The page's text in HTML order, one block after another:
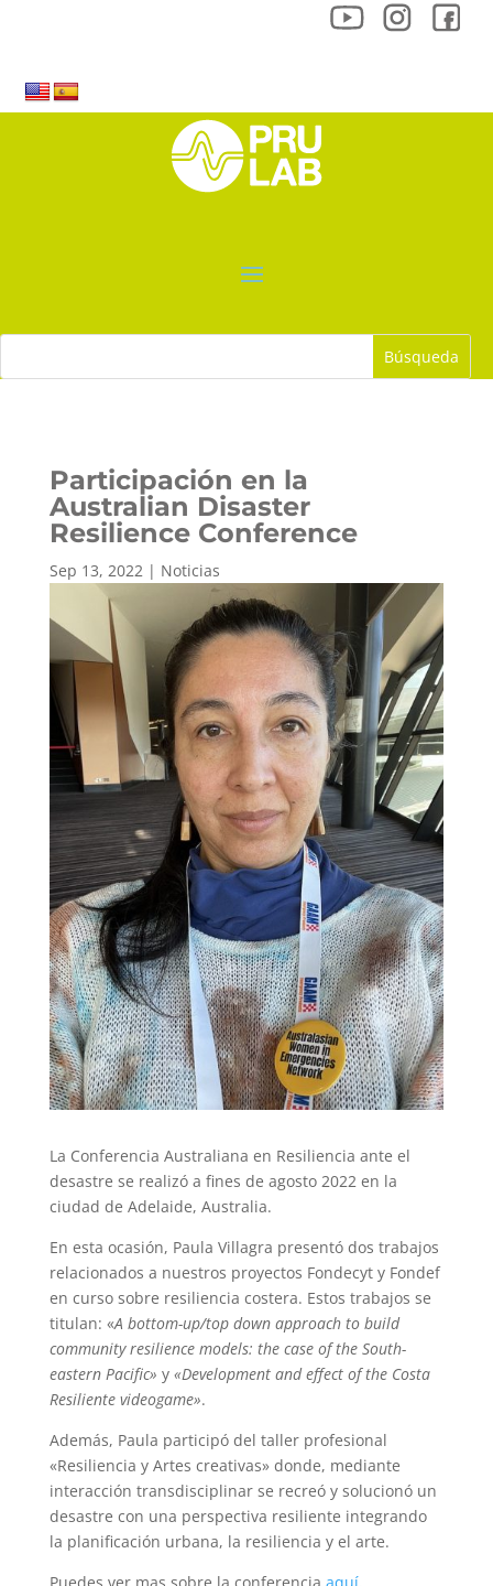
Participación en la
Australian Disaster
Resilience Conference
Sep 13, 2022| Noticias
La Conferencia Australiana en Resiliencia ante el
desastre se realizó a fines de agosto 2022 en la
ciudad de Adelaide, Australia.
En esta ocasión, Paula Villagra presentó dos trabajos
relacionados a nuestros proyectos Fondecyt y Fondef
en curso sobre resiliencia costera. Estos trabajos se
titulan: «A bottom-up/top down approach to build
community resilience models: the case of the South-
eastern Pacific» y «Development and effect of the Costa
Resiliente videogame».
Además, Paula participó del taller profesional
«Resiliencia y Artes creativas» donde, mediante
interacción transdisciplinar se recreó y solucionó un
desastre con una perspectiva resiliente integrando
la planificación urbana, la resiliencia y el arte.